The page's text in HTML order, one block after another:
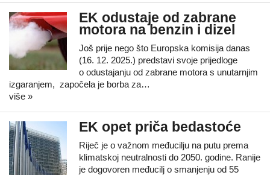
EK odustaje od zabrane
motora na benzin i dizel
Još prije nego što Europska komisija danas
(16. 12. 2025.) predstavi svoje prijedloge
o odustajanju od zabrane motora s unutarnjim
izgaranjem, započela je borba za…
više »
EK opet priča bedastoće
Riječ je o važnom međucilju na putu prema
klimatskoj neutralnosti do 2050. godine. Ranije
je dogovoren međucilj o smanjenju od 55